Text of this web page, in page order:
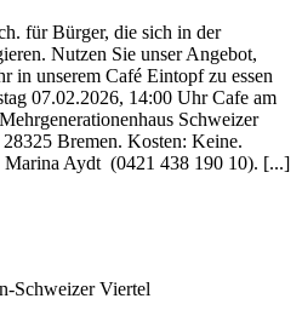
für Bürger, die sich in der
Nutzen Sie unser Angebot,
in unserem Café Eintopf zu essen
07.02.2026, 14:00 Uhr Cafe am
Schweizer
Bremen. Kosten: Keine.
Marina Aydt (0421 438 190 10). [...]
Schweizer Viertel